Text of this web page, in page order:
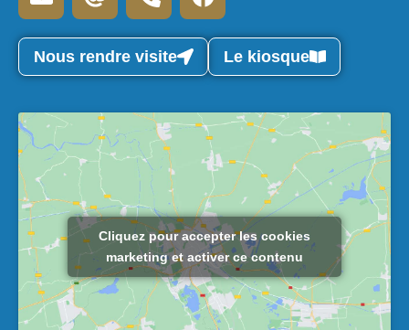
Nous rendre visite Le kiosque
Cliquez pour accepter les cookies
marketing et activer ce contenu